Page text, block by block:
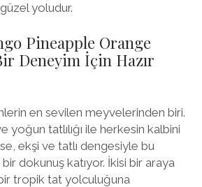
yoludur.
Pineapple Orange
Deneyim İçin Hazır
en sevilen meyvelerinden biri.
yoğun tatlılığı ile herkesin kalbini
ekşi ve tatlı dengesiyle bu
bir dokunuş katıyor. İkisi bir araya
tropik tat yolculuğuna